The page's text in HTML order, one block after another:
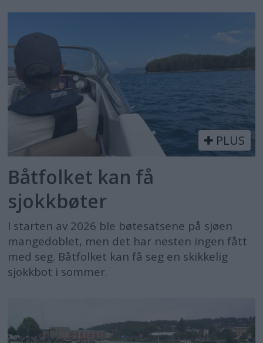
PLUS
Båtfolket kan få
sjokkbøter
I starten av 2026 ble bøtesatsene på sjøen
mangedoblet, men det har nesten ingen fått
med seg. Båtfolket kan få seg en skikkelig
sjokkbot i sommer.